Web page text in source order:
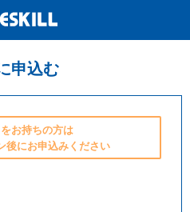
申込む
お持ちの方は
後にお申込みください